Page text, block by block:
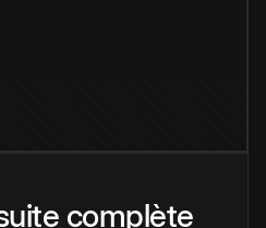
complète